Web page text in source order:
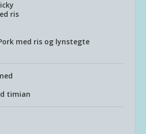
med ris og lynstegte
timian